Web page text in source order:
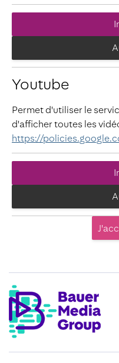
Youtube
Permet d'utiliser le
d'afficher toutes les
https://